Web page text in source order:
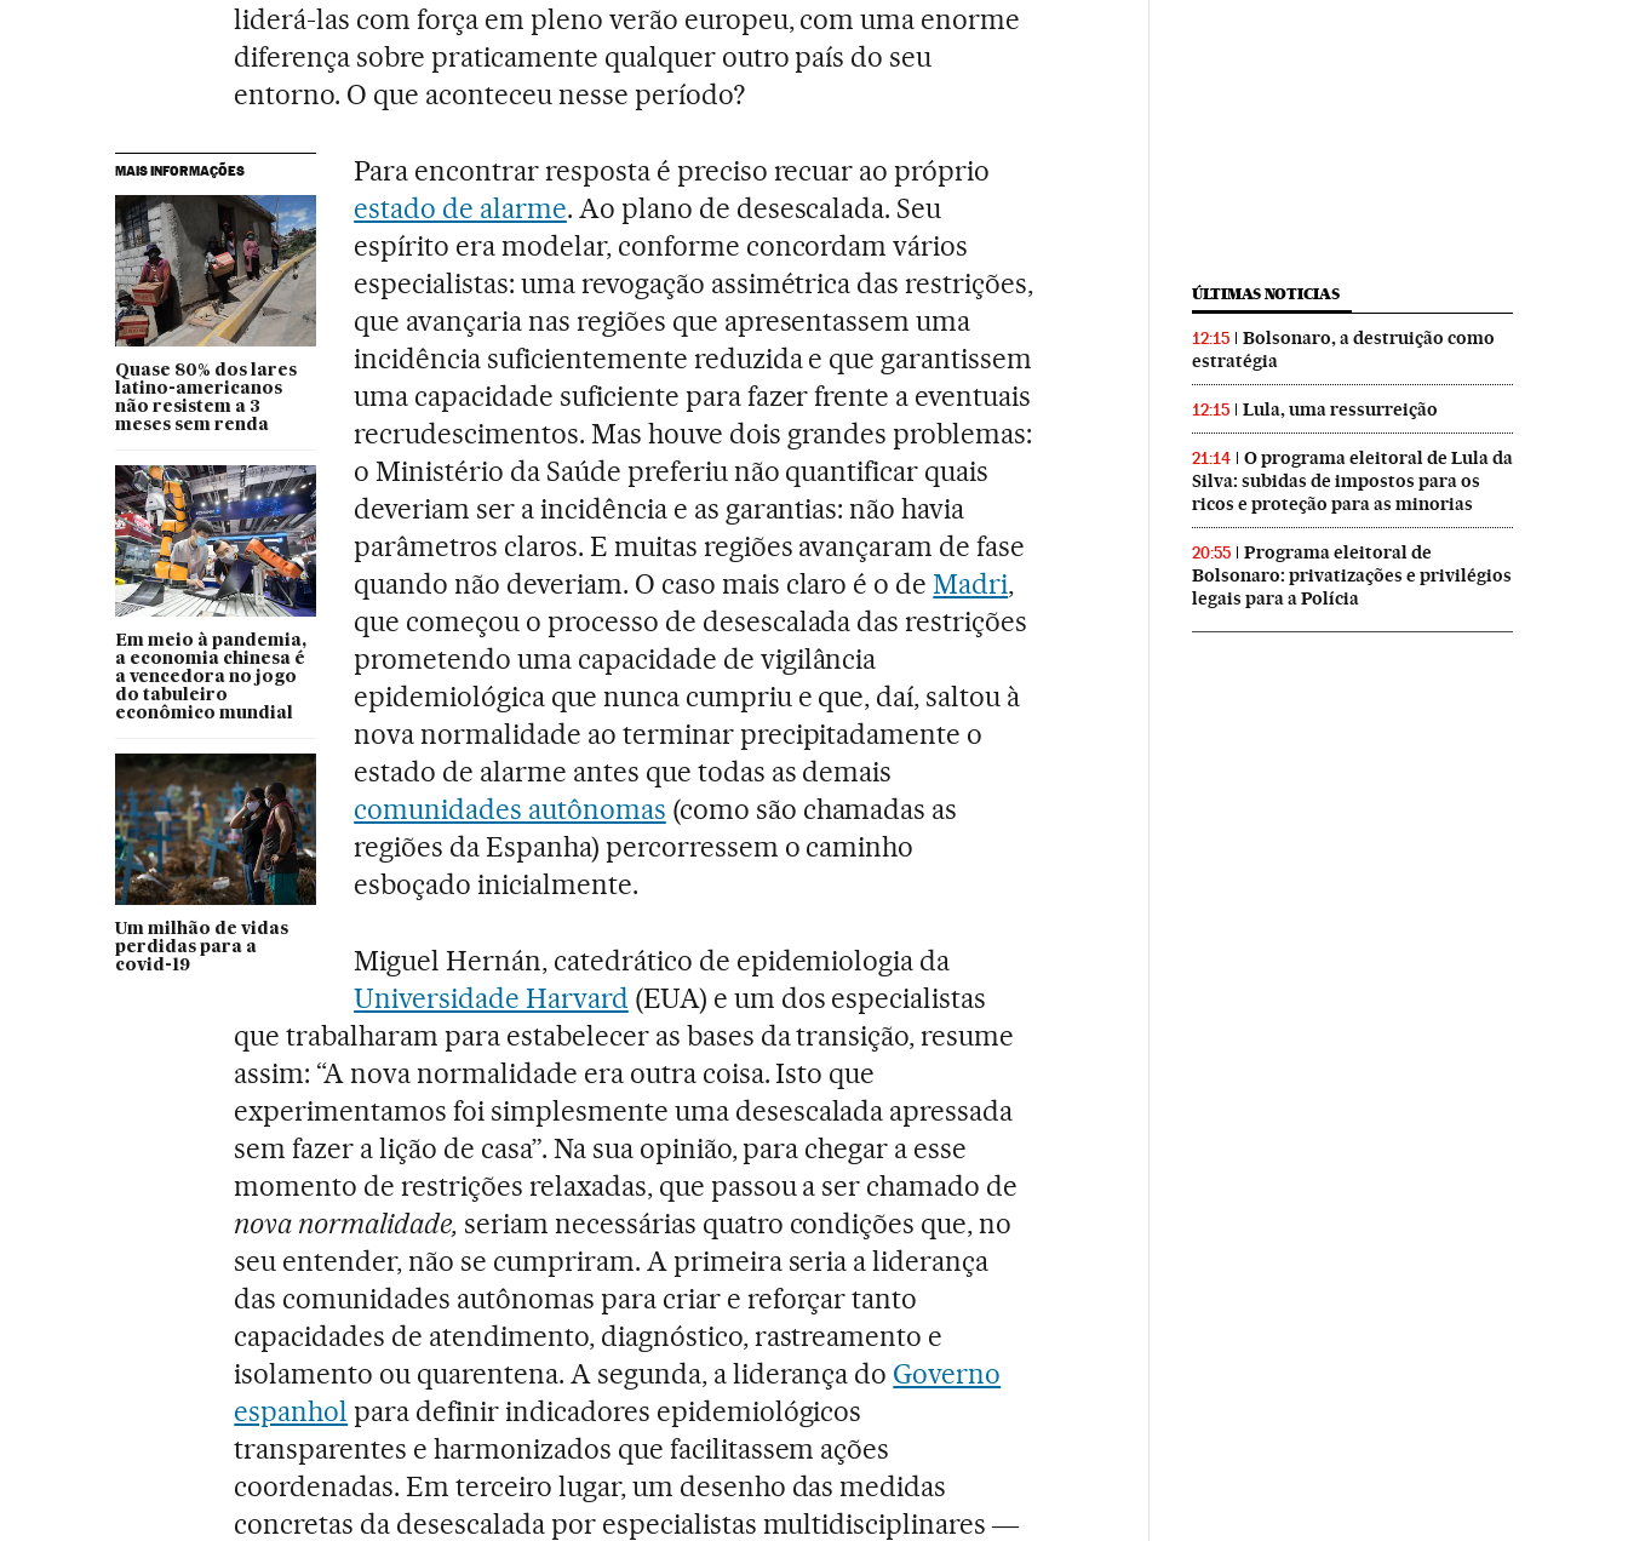
liderá-las com força em pleno verão europeu, com uma enorme
diferença sobre praticamente qualquer outro país do seu
entorno. O que aconteceu nesse período?
MAIS INFORMAÇÕES
Quase 80% dos lares
latino-americanos
não resistem a 3
meses sem renda
Em meio à pandemia,
a economia chinesa é
a vencedora no jogo
do tabuleiro
econômico mundial
Um milhão de vidas
perdidas para a
covid-19
Para encontrar resposta é preciso recuar ao próprio
estado de alarme. Ao plano de desescalada. Seu
espírito era modelar, conforme concordam vários
especialistas: uma revogação assimétrica das restrições,
que avançaria nas regiões que apresentassem uma
incidência suficientemente reduzida e que garantissem
uma capacidade suficiente para fazer frente a eventuais
recrudescimentos. Mas houve dois grandes problemas:
o Ministério da Saúde preferiu não quantificar quais
deveriam ser a incidência e as garantias: não havia
parâmetros claros. E muitas regiões avançaram de fase
quando não deveriam. O caso mais claro é o deMadri,
que começou o processo de desescalada das restrições
prometendo uma capacidade de vigilância
epidemiológica que nunca cumpriu e que, daí, saltou à
nova normalidade ao terminar precipitadamente o
estado de alarme antes que todas as demais
comunidades autônomas (como são chamadas as
regiões da Espanha) percorressem o caminho
esboçado inicialmente.
Miguel Hernán, catedrático de epidemiologia da
Universidade Harvard (EUA) e um dos especialistas
que trabalharam para estabelecer as bases da transição, resume
assim: “A nova normalidade era outra coisa. Isto que
experimentamos foi simplesmente uma desescalada apressada
sem fazer a lição de casa”. Na sua opinião, para chegar a esse
momento de restrições relaxadas, que passou a ser chamado de
nova normalidade, seriam necessárias quatro condições que, no
seu entender, não se cumpriram. A primeira seria a liderança
das comunidades autônomas para criar e reforçar tanto
capacidades de atendimento, diagnóstico, rastreamento e
isolamento ou quarentena. A segunda, a liderança do Governo
espanhol para definir indicadores epidemiológicos
transparentes e harmonizados que facilitassem ações
coordenadas. Em terceiro lugar, um desenho das medidas
concretas da desescalada por especialistas multidisciplinares ―
ÚLTIMAS NOTICIAS
12:15
Bolsonaro, a destruição como
estratégia
12:15 Lula, uma ressurreição
21:14
O programa eleitoral de Lula da
Silva: subidas de impostos para os
ricos e proteção para as minorias
20:55
Programa eleitoral de
Bolsonaro: privatizações e privilégios
legais para a Polícia